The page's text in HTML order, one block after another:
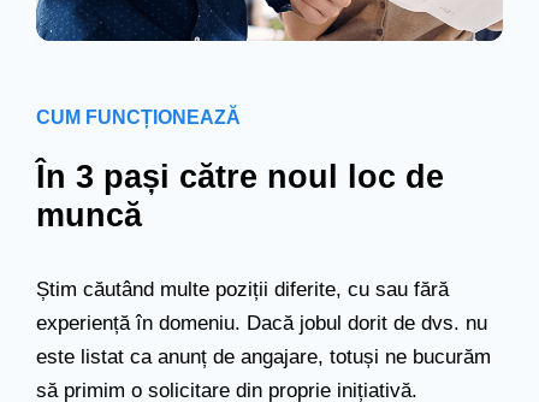
CUM FUNCȚIONEAZĂ
În 3 pași către noul loc de
muncă
Știm căutând multe poziții diferite, cu sau fără
experiență în domeniu. Dacă jobul dorit de dvs. nu
este listat ca anunț de angajare, totuși ne bucurăm
să primim o solicitare din proprie inițiativă.